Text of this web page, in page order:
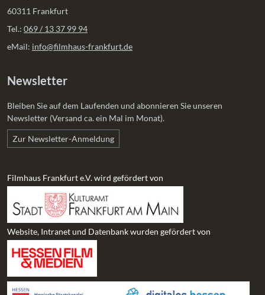
60311 Frankfurt
Tel.: 069 / 13 37 99 94
eMail: info@filmhaus-frankfurt.de
Newsletter
Bleiben Sie auf dem Laufenden und abonnieren Sie unseren
Newsletter (Versand ca. ein Mal im Monat).
Zur Newsletter-Anmeldung
Filmhaus Frankfurt e.V. wird gefördert von
Website, Intranet und Datenbank wurden gefördert von